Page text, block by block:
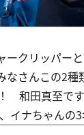
クリッパー
さんこの2
和田真至で
イナちゃん